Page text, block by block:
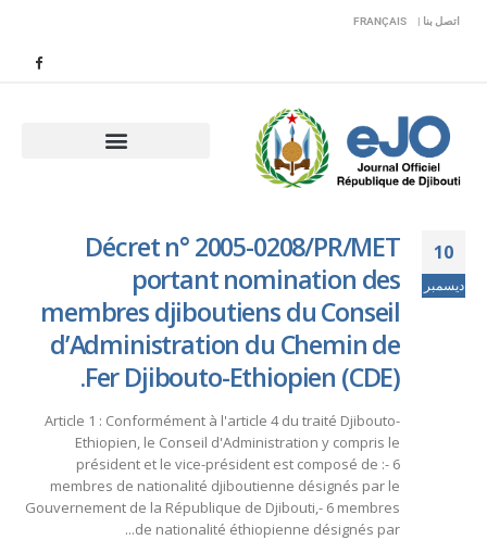
اتصل بنا | FRANÇAIS
10
ديسمبر
Décret n° 2005-0208/PR/MET
portant nomination des
membres djiboutiens du Conseil
d’Administration du Chemin de
Fer Djibouto-Ethiopien (CDE).
Article 1 : Conformément à l'article 4 du traité Djibouto-
Ethiopien, le Conseil d'Administration y compris le
président et le vice-président est composé de :- 6
membres de nationalité djiboutienne désignés par le
Gouvernement de la République de Djibouti,- 6 membres
de nationalité éthiopienne désignés par...